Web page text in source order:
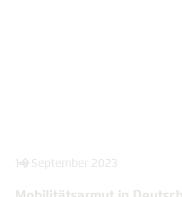
14. September 2023